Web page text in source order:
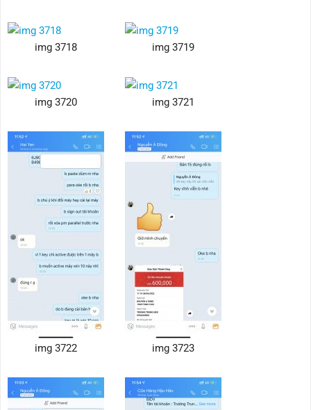
img 3718 img 3719
img 3720 img 3721
img 3722 img 3723